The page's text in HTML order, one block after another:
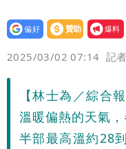
設為
贊助
我要
爆料
2025/03/02 07:14 記
【林士為／綜合
溫暖偏熱的天氣
半部最高溫約28